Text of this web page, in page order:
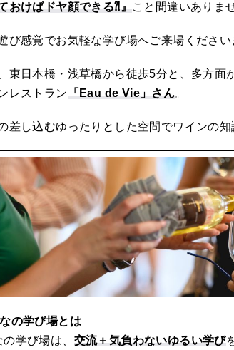
おけばドヤ顔できる⁈』こと間違いありま
び感覚でお気軽な学び場へご来場ください
東日本橋・浅草橋から徒歩5分と、多方面
レストラン「Eau de Vie」さん。
差し込むゆったりとした空間でワインの知
の学び場とは
学び場は、 交流＋気負わないゆるい学び